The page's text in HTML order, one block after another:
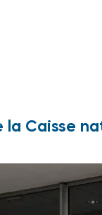
la Caisse